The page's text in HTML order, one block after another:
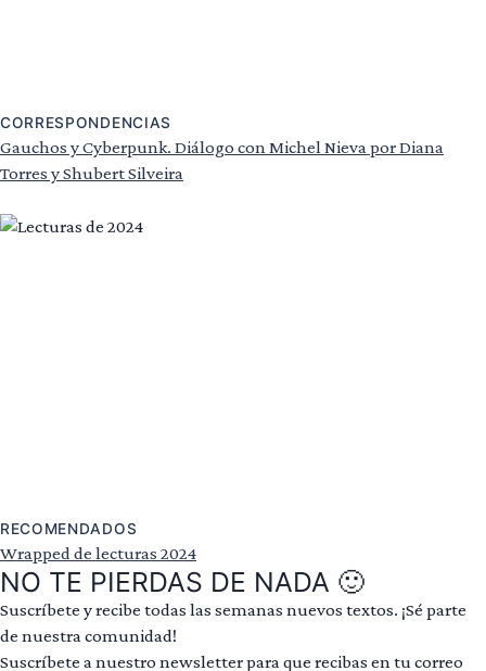
CORRESPONDENCIAS
Gauchos y Cyberpunk. Diálogo con Michel Nieva por Diana
Torres y Shubert Silveira
RECOMENDADOS
Wrapped de lecturas 2024
NO TE PIERDAS DE NADA 🙂
Suscríbete y recibe todas las semanas nuevos textos. ¡Sé parte
de nuestra comunidad!
Suscríbete a nuestro newsletter para que recibas en tu correo